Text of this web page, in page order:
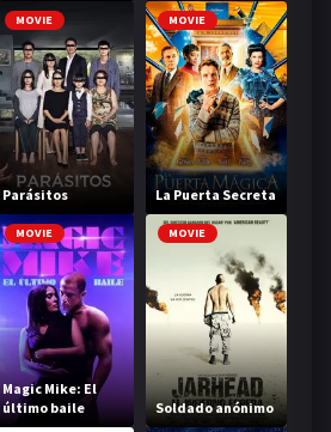
MOVIE
Parásitos
MOVIE
La Puerta Secreta
MOVIE
Magic Mike: El
último baile
MOVIE
Soldado anónimo